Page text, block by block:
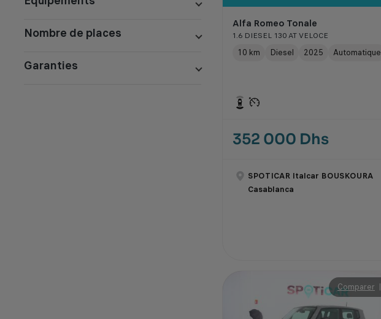
Nombre de places
Garanties
Alfa Romeo Tonale
1.6 DIESEL 130 AT VELOCE
10 km Diesel 2025 Automatique
352 000 Dhs
SPOTICAR Italcar BOUSKOURA
Casablanca
Comparer |